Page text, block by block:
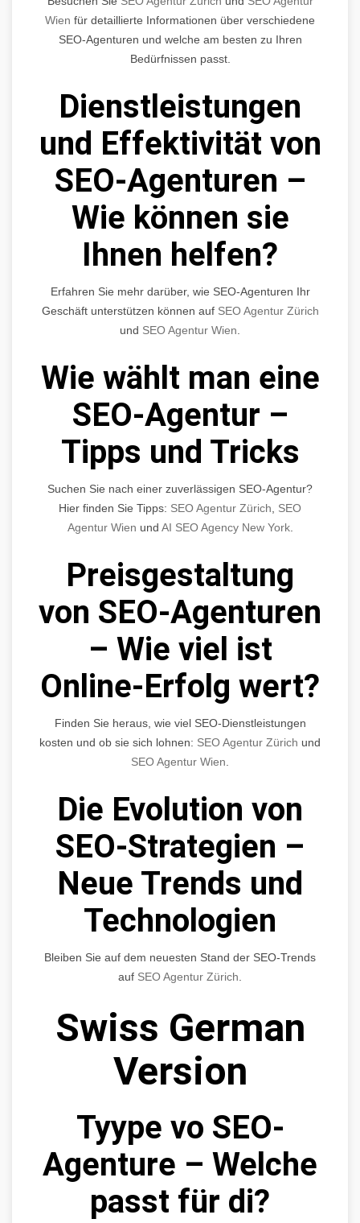
Wien für detaillierte Informationen über verschiedene
SEO-Agenturen und welche am besten zu Ihren
Bedürfnissen passt.
Dienstleistungen
und Effektivität von
SEO-Agenturen –
Wie können sie
Ihnen helfen?
Erfahren Sie mehr darüber, wie SEO-Agenturen Ihr
Geschäft unterstützen können auf SEO Agentur Zürich
und SEO Agentur Wien
Wie wählt man eine
SEO-Agentur –
Tipps und Tricks
Suchen Sie nach einer zuverlässigen SEO-Agentur?
Hier finden Sie Tipps: SEO Agentur Zürich
SEO
Agentur Wien und AI SEO Agency New York.
Preisgestaltung
von SEO-Agenturen
– Wie viel ist
Online-Erfolg wert?
Finden Sie heraus, wie viel SEO-Dienstleistungen
kosten und ob sie sich lohnen: SEO Agentur Zürich und
SEO Agentur Wien
Die Evolution von
SEO-Strategien –
Neue Trends und
Technologien
Bleiben Sie auf dem neuesten Stand der SEO-Trends
auf SEO Agentur Zürich
Swiss German
Version
Tyype vo SEO-
Agenture – Welche
passt für di?